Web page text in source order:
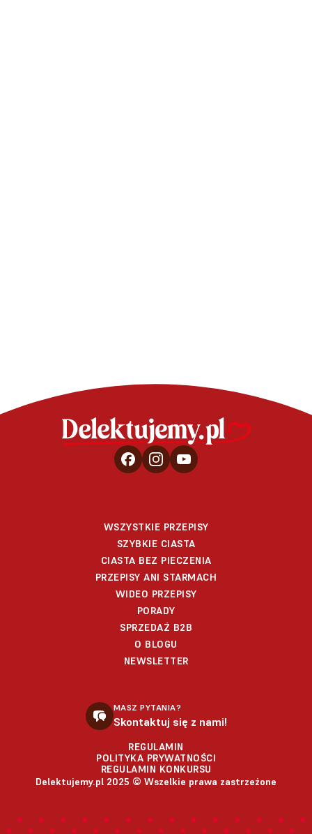
WSZYSTKIE PRZEPISY
SZYBKIE CIASTA
CIASTA BEZ PIECZENIA
PRZEPISY ANI STARMACH
WIDEO PRZEPISY
PORADY
SPRZEDAŻ B2B
O BLOGU
NEWSLETTER
MASZ PYTANIA?
Skontaktuj się z nami!
REGULAMIN
POLITYKA PRYWATNOŚCI
REGULAMIN KONKURSU
Delektujemy.pl 2025 © Wszelkie prawa zastrzeżone